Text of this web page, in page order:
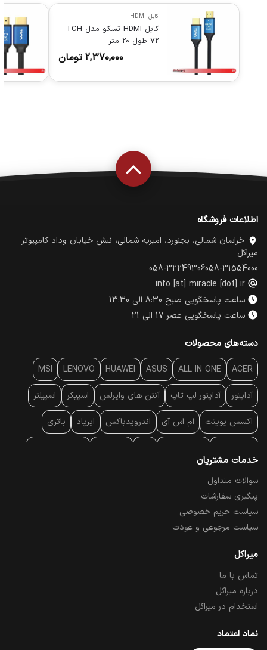
کابل HDMI
کابل HDMI تسکو مدل TCH
72 طول 20 متر
2,370,000 تومان
اطلاعات فروشگاه
خراسان شمالی، بجنورد، امیریه شمالی، نبش خیابان وداد کامپیوتر
میراکل
058-31554000
058-32249306
info [at] miracle [dot] ir
ساعت پاسخگویی صبح 8:30 الی 13:30
ساعت پاسخگویی عصر 17 الی 21
دسته‌های محصولات
ACER
ALL IN ONE
ASUS
HUAWEI
LENOVO
MSI
آداپتور آداپتور لپ تاپ آنتن‌ های وایرلس اسپیکر اسپیلتر
اکسس پوینت ام اس آی اندرویدباکس ایرپاد باتری
پایه سقفی
پرده نمایش
تبلت و موبایل تجهیزات پسیو شبکه
تلویزیون
درایو نوری
دستگاه ضبط تصاویر
رم کامپیوتر
خدمات مشتریان
سوالات متداول
پیگیری سفارشات
سیاست حریم خصوصی
سیاست مرجوعی و عودت
میراکل
تماس با ما
درباره میراکل
استخدام در میراکل
نماد اعتماد